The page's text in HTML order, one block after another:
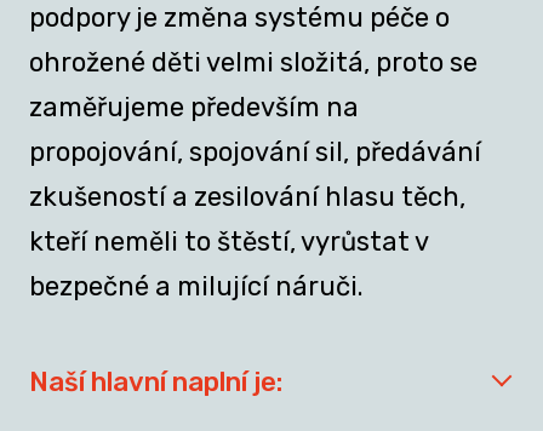
podpory je změna systému péče o
ohrožené děti velmi složitá, proto se
zaměřujeme především na
propojování, spojování sil, předávání
zkušeností a zesilování hlasu těch,
kteří neměli to štěstí, vyrůstat v
bezpečné a milující náruči.
Naší hlavní naplní je: